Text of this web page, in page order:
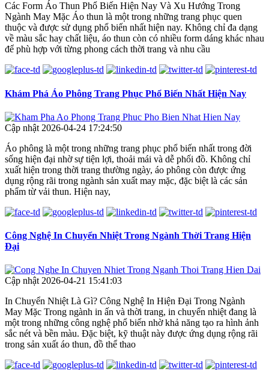
Các Form Áo Thun Phổ Biến Hiện Nay Và Xu Hướng Trong
Ngành May Mặc Áo thun là một trong những trang phục quen
thuộc và được sử dụng phổ biến nhất hiện nay. Không chỉ đa dạng
về màu sắc hay chất liệu, áo thun còn có nhiều form dáng khác nhau
để phù hợp với từng phong cách thời trang và nhu cầu
Khám Phá Áo Phông Trang Phục Phổ Biến Nhất Hiện Nay
Cập nhật 2026-04-24 17:24:50
Áo phông là một trong những trang phục phổ biến nhất trong đời
sống hiện đại nhờ sự tiện lợi, thoải mái và dễ phối đồ. Không chỉ
xuất hiện trong thời trang thường ngày, áo phông còn được ứng
dụng rộng rãi trong ngành sản xuất may mặc, đặc biệt là các sản
phẩm từ vải thun. Hiện nay,
Công Nghệ In Chuyển Nhiệt Trong Ngành Thời Trang Hiện
Đại
Cập nhật 2026-04-21 15:41:03
In Chuyển Nhiệt Là Gì? Công Nghệ In Hiện Đại Trong Ngành
May Mặc Trong ngành in ấn và thời trang, in chuyển nhiệt đang là
một trong những công nghệ phổ biến nhờ khả năng tạo ra hình ảnh
sắc nét và bền màu. Đặc biệt, kỹ thuật này được ứng dụng rộng rãi
trong sản xuất áo thun, đồ thể thao